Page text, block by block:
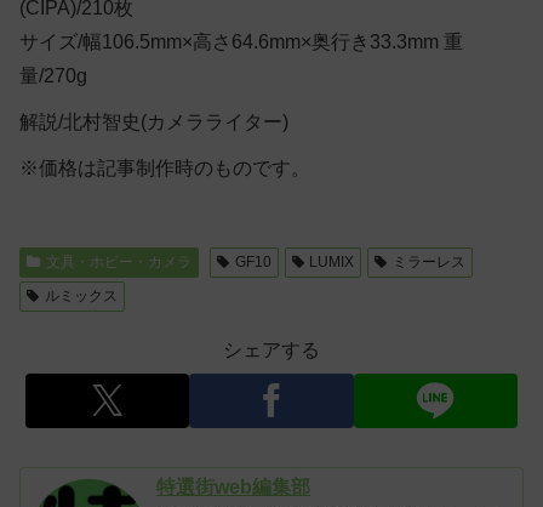
(CIPA)/210枚
サイズ/幅106.5mm×高さ64.6mm×奥行き33.3mm 重
量/270g
解説/北村智史(カメラライター)
※価格は記事制作時のものです。
文具・ホビー・カメラ GF10 LUMIX
ミラーレス
ルミックス
シェアする
特選街web編集部